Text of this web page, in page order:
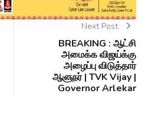
Next Post
BREAKING : ஆட்சி
அமைக்க விஜய்க்கு
அழைப்பு விடுத்தார்
ஆளுநர் | TVK Vijay |
Governor Arlekar